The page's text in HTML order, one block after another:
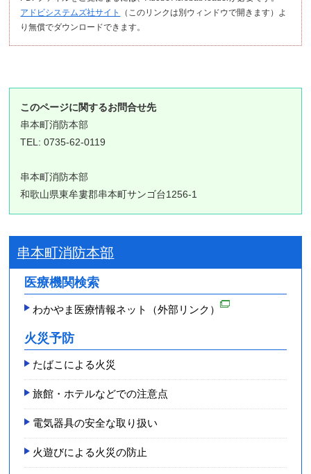
アドビシステムズ社サイト
（このリンクは別ウィンドウで開きます）よ
り無償でダウンロードできます。
このページに関するお問合せ先
串本町消防本部
TEL: 0735-62-0119
串本町消防本部
和歌山県東牟婁郡串本町サンゴ台1256-1
串本町消防本部
医療機関検索
わかやま医療情報ネット（外部リンク）
火災予防
たばこによる火災
旅館・ホテルなどでの注意点
電気器具の安全な取り扱い
火遊びによる火災の防止